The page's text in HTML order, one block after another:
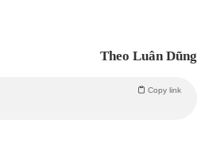
Theo Luân Dũng
Copy link